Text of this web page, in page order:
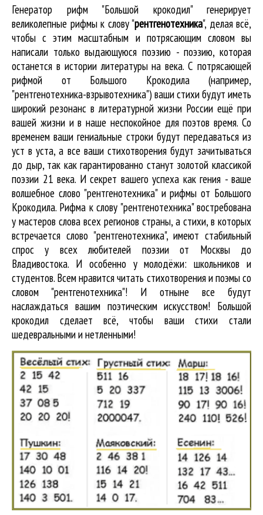
Генератор рифм "Большой крокодил" генерирует
великолепные рифмы к слову "рентгенотехника", делая всё,
чтобы с этим масштабным и потрясающим словом вы
написали только выдающуюся поэзию - поэзию, которая
останется в истории литературы на века. С потрясающей
рифмой от Большого Крокодила (например,
"рентгенотехника-взрывотехника") ваши стихи будут иметь
широкий резонанс в литературной жизни России ещё при
вашей жизни и в наше неспокойное для поэтов время. Со
временем ваши гениальные строки будут передаваться из
уст в уста, а все ваши стихотворения будут зачитываться
до дыр, так как гарантированно станут золотой классикой
поэзии 21 века. И секрет вашего успеха как гения - ваше
волшебное слово "рентгенотехника" и рифмы от Большого
Крокодила. Рифма к слову "рентгенотехника" востребована
у мастеров слова всех регионов страны, а стихи, в которых
встречается слово "рентгенотехника", имеют стабильный
спрос у всех любителей поэзии от Москвы до
Владивостока. И особенно у молодёжи: школьников и
студентов. Всем нравится читать стихотворения и поэмы со
словом "рентгенотехника"! И отныне все будут
наслаждаться вашим поэтическим искусством! Большой
крокодил cделает всё, чтобы ваши стихи стали
шедевральными и нетленными!